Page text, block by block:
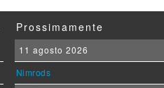
Prossimamente
11 agosto 2026
Nimrods